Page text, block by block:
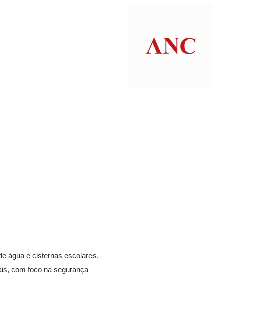
água e cisternas escolares.
com foco na segurança